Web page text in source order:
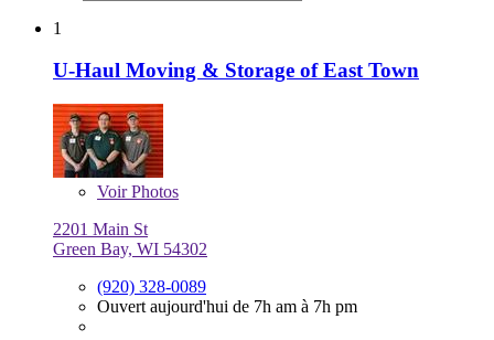
1
U-Haul Moving & Storage of East Town
VoirPhotos
2201 Main St
Green Bay, WI 54302
(920) 328-0089
Ouvert aujourd'hui de 7h am à 7h pm